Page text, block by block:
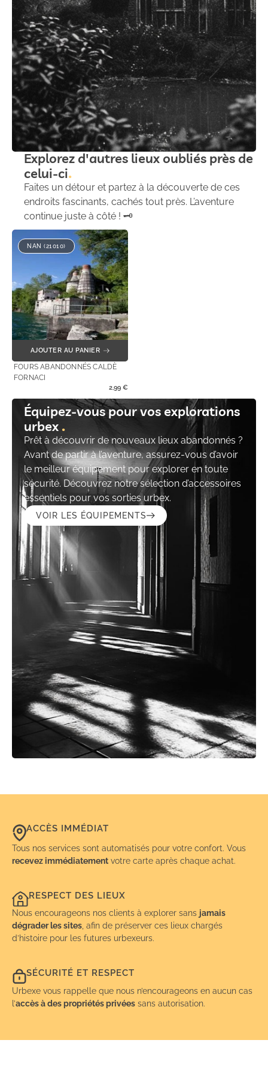
Explorez d'autres lieux oubliés près de
celui-ci
Faites un détour et partez à la découverte de ces
endroits fascinants, cachés tout près. L’aventure
continue juste à côté ! 🗝️
NAN (21010)
AJOUTER AU PANIER
FOURS ABANDONNÉS CALDÈ
FORNACI
2,99 €
Équipez-vous pour vos explorations
urbex
Prêt à découvrir de nouveaux lieux abandonnés ?
Avant de partir à l’aventure, assurez-vous d’avoir
le meilleur équipement pour explorer en toute
sécurité. Découvrez notre sélection d’accessoires
essentiels pour vos sorties urbex.
VOIR LES ÉQUIPEMENTS
ACCÈS IMMÉDIAT
Tous nos services sont automatisés pour votre confort. Vous
recevez immédiatement votre carte après chaque achat.
RESPECT DES LIEUX
Nous encourageons nos clients à explorer sans jamais
dégrader les sites , afin de préserver ces lieux chargés
d’histoire pour les futures urbexeurs.
SÉCURITÉ ET RESPECT
Urbexe vous rappelle que nous n’encourageons en aucun cas
l’accès à des propriétés privées sans autorisation.